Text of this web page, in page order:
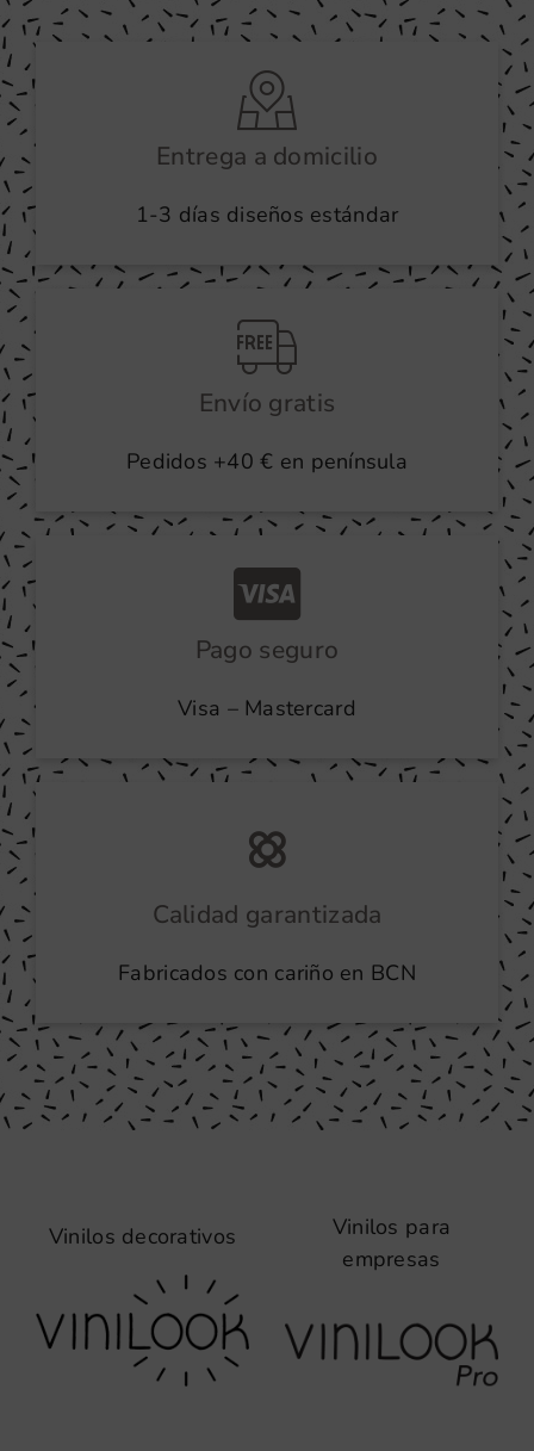
Entrega a domicilio
1-3 días diseños estándar
Envío gratis
Pedidos +40 € en península
Pago seguro
Visa – Mastercard
Calidad garantizada
Fabricados con cariño en BCN
Vinilos decorativos
Vinilos para
empresas